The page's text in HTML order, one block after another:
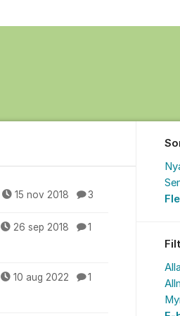
15 nov 2018 3
26 sep 2018 1
10 aug 2022 1